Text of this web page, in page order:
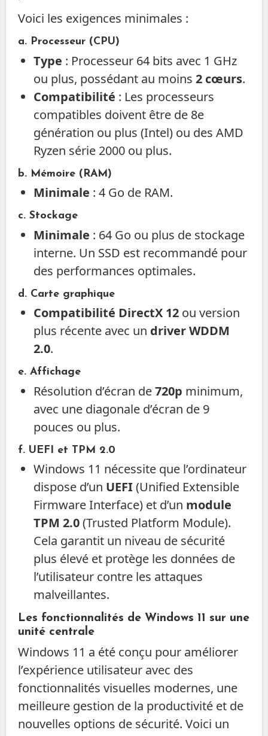
Voici les exigences minimales :
a. Processeur (CPU)
Type : Processeur 64 bits avec 1 GHz
ou plus, possédant au moins 2 cœurs.
Compatibilité : Les processeurs
compatibles doivent être de 8e
génération ou plus (Intel) ou des AMD
Ryzen série 2000 ou plus.
b. Mémoire (RAM)
Minimale : 4 Go de RAM.
c. Stockage
Minimale : 64 Go ou plus de stockage
interne. Un SSD est recommandé pour
des performances optimales.
d. Carte graphique
Compatibilité DirectX 12ou version
plus récente avec un driver WDDM
2.0.
e. Affichage
Résolution d’écran de720p minimum,
avec une diagonale d’écran de 9
pouces ou plus.
f. UEFI et TPM 2.0
Windows 11 nécessite que l’ordinateur
dispose d’un UEFI(Unified Extensible
Firmware Interface) et d’un module
TPM 2.0(Trusted Platform Module).
Cela garantit un niveau de sécurité
plus élevé et protège les données de
l’utilisateur contre les attaques
malveillantes.
Les fonctionnalités de Windows 11 sur une
unité centrale
Windows 11 a été conçu pour améliorer
l’expérience utilisateur avec des
fonctionnalités visuelles modernes, une
meilleure gestion de la productivité et de
nouvelles options de sécurité. Voici un